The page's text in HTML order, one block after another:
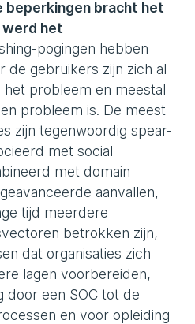
beperkingen bracht het
werd het
pogingen hebben
de gebruikers zijn zich al
probleem en meestal
probleem is. De meest
zijn tegenwoordig spear-
met social
met domain
aanvallen,
tijd meerdere
betrokken zijn,
dat organisaties zich
lagen voorbereiden,
door een SOC tot de
en voor opleiding